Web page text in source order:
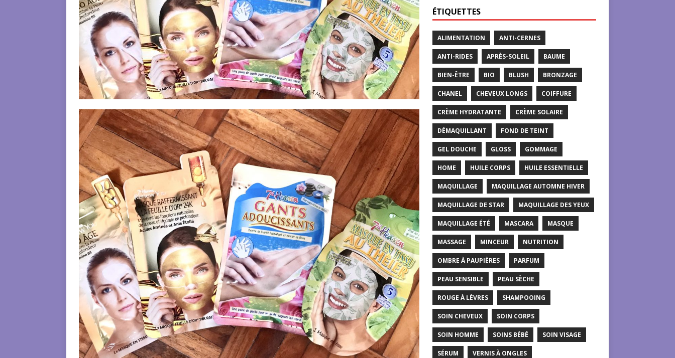
ÉTIQUETTES
ALIMENTATION ANTI-CERNES
ANTI-RIDES APRÈS-SOLEIL BAUME
BIEN-ÊTRE BIO BLUSH BRONZAGE
CHANEL CHEVEUX LONGS COIFFURE
CRÈME HYDRATANTE CRÈME SOLAIRE
DÉMAQUILLANT FOND DE TEINT
GEL DOUCHE GLOSS GOMMAGE
HOME HUILE CORPS HUILE ESSENTIELLE
MAQUILLAGE MAQUILLAGE AUTOMNE HIVER
MAQUILLAGE DE STAR MAQUILLAGE DES YEUX
MAQUILLAGE ÉTÉ MASCARA MASQUE
MASSAGE MINCEUR NUTRITION
OMBRE À PAUPIÈRES PARFUM
PEAU SENSIBLE PEAU SÈCHE
ROUGE À LÈVRES SHAMPOOING
SOIN CHEVEUX SOIN CORPS
SOIN HOMME SOINS BÉBÉ SOIN VISAGE
SÉRUM VERNIS À ONGLES